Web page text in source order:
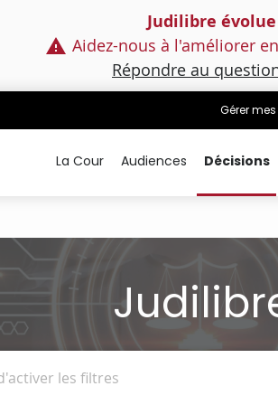
Judilibre
Aidez-nous à l'améliorer
Répondre au
Gérer
La Cour Audiences Décisions